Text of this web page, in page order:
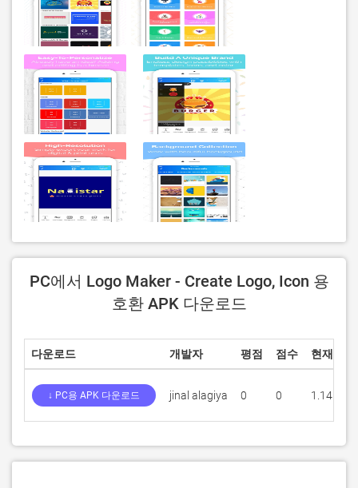
PC에서 Logo Maker - Create Logo, Icon 용
호환 APK 다운로드
다운로드 개발자 평점 점수 현재 버전
↓ PC용 APK 다운로드 jinal alagiya 0 0 1.14